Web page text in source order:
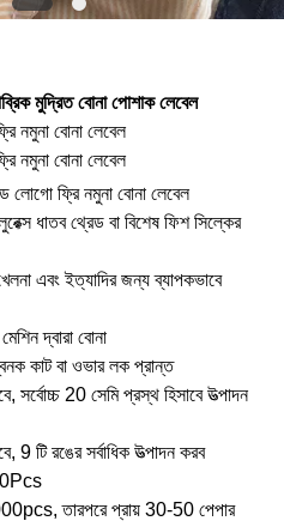
মুদ্রিত বোনা পোশাক লেবেল
নমুনা বোনা লেবেল
নমুনা বোনা লেবেল
লোগো ফ্রি নমুনা বোনা লেবেল
ধাতব থ্রেড বা বিশেষ ফিশ সিল্কের
এবং ইত্যাদির জন্য ব্যাপকভাবে
দ্বারা বোনা
কাট বা ওভার লক প্রান্ত
সর্বোচ্চ 20 সেমি প্রস্থ হিসাবে উত্পাদন
টি রঙের সর্বাধিক উত্পাদন করব
তারপরে প্রায় 30-50 পেপার